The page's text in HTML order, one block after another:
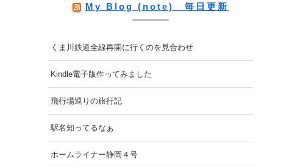
My Blog (note) 毎日更新
くま川鉄道全線再開に行くのを見合わせ
Kindle電子版作ってみました
飛行場巡りの旅行記
駅名知ってるなぁ
ホームライナー静岡４号